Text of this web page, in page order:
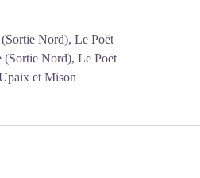
Nord), Le Poët
(Sortie Nord), Le Poët
et Mison